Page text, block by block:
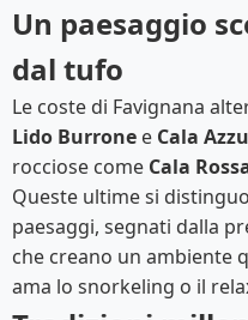
Un paesaggio
dal tufo
Le coste di Favignana
Lido Burrone e Cala
rocciose come Cala
Queste ultime si
paesaggi, segnati dalla
che creano un ambiente
ama lo snorkeling o il